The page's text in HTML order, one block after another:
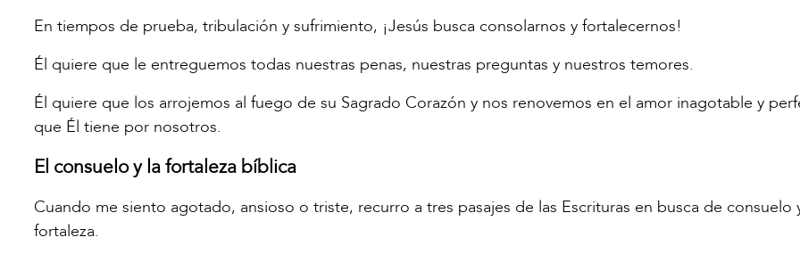
En tiempos de prueba, tribulación y sufrimiento, ¡Jesús busca consolarnos y fortalecernos!
Él quiere que le entreguemos todas nuestras penas, nuestras preguntas y nuestros temores.
Él quiere que los arrojemos al fuego de su Sagrado Corazón y nos renovemos en el amor inagotable y
que Él tiene por nosotros.
El consuelo y la fortaleza bíblica
Cuando me siento agotado, ansioso o triste, recurro a tres pasajes de las Escrituras en busca de consuelo
fortaleza.